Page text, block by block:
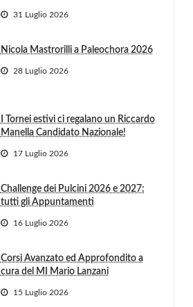
31 Luglio 2026
Nicola Mastrorilli a Paleochora 2026
28 Luglio 2026
I Tornei estivi ci regalano un Riccardo
Manella Candidato Nazionale!
17 Luglio 2026
Challenge dei Pulcini 2026 e 2027:
tutti gli Appuntamenti
16 Luglio 2026
Corsi Avanzato ed Approfondito a
cura del MI Mario Lanzani
15 Luglio 2026